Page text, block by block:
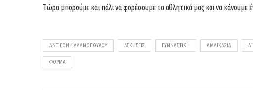
Τώρα μπορούμε και πάλι να φορέσουμε τα αθλητικά μας και να κάνουμε
ΑΝΤΙΓΌΝΗ ΑΔΑΜΟΠΟΎΛΟΥ ΑΣΚΉΣΕΙΣ ΓΥΜΝΑΣΤΙΚΉ ΔΙΑΔΙΚΑΣΊΑ
ΦΌΡΜΑ